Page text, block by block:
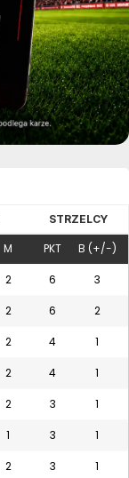
STRZELCY
M PKT B (+/-)
2 6 3
2 6 2
2 4 1
2 4 1
2 3 1
1 3 1
2 3 1